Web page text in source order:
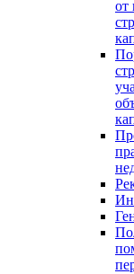
от